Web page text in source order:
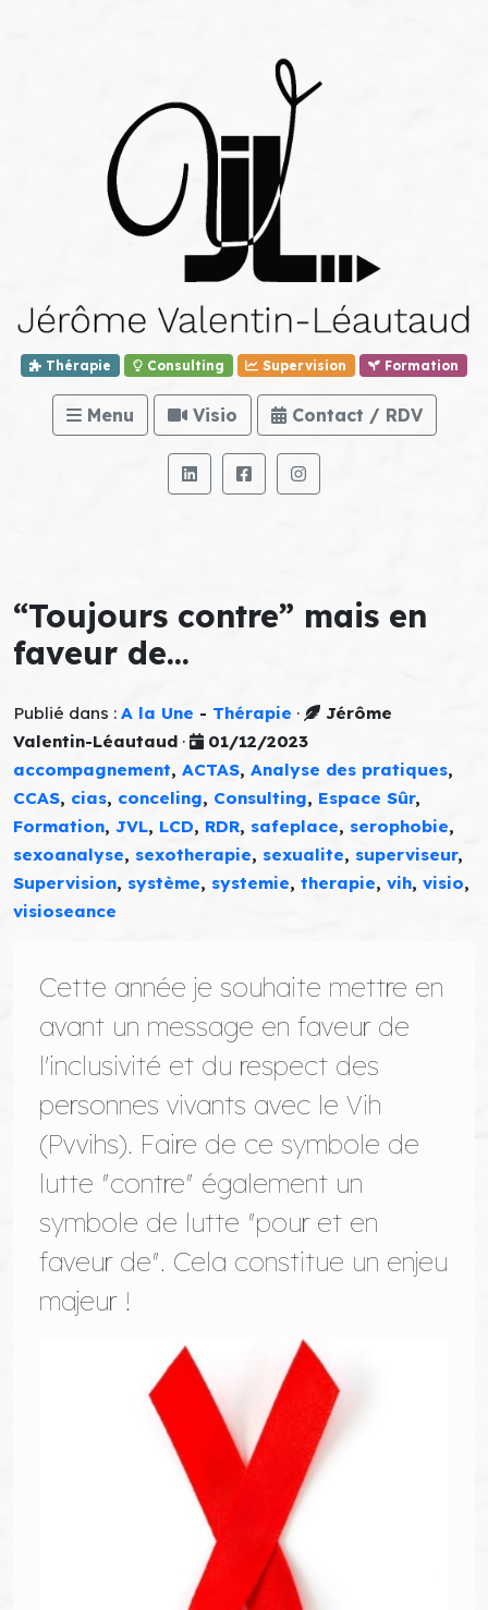
Thérapie Consulting Supervision Formation
Menu Visio Contact / RDV
“Toujours contre” mais en
faveur de…
Publié dans : A la Une - Thérapie ·
Jérôme
Valentin-Léautaud ·
01/12/2023
accompagnement, ACTAS, Analyse des pratiques,
CCAS, cias, conceling, Consulting, Espace Sûr,
Formation, JVL, LCD, RDR, safeplace, serophobie,
sexoanalyse, sexotherapie, sexualite, superviseur,
Supervision, système, systemie, therapie, vih, visio,
visioseance
Cette année je souhaite mettre en
avant un message en faveur de
l'inclusivité et du respect des
personnes vivants avec le Vih
(Pvvihs). Faire de ce symbole de
lutte "contre" également un
symbole de lutte "pour et en
faveur de". Cela constitue un enjeu
majeur !